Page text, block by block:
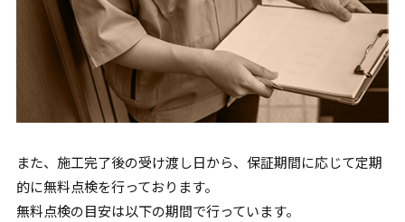
また、施工完了後の受け渡し日から、保証期間に応じて定期
的に無料点検を行っております。
無料点検の目安は以下の期間で行っています。